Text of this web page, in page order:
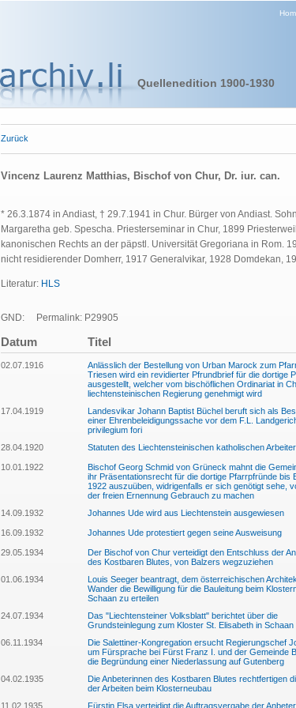
Quellenedition 1900-1930
Zurück
Vincenz Laurenz Matthias, Bischof von Chur, Dr. iur. can.
* 26.3.1874 in Andiast, † 29.7.1941 in Chur. Bürger von Andiast.
Margaretha geb. Spescha. Priesterseminar in Chur, 1899
kanonischen Rechts an der päpstl. Universität Gregoriana in Rom.
nicht residierender Domherr, 1917 Generalvikar, 1928 Domdekan,
Literatur: HLS
GND: Permalink: P29905
Datum Titel
02.07.1916
Anlässlich der Bestellung von Urban Marock zum
Triesen wird ein revidierter Pfrundbrief für die dortige
ausgestellt, welcher vom bischöflichen Ordinariat in
liechtensteinischen Regierung genehmigt wird
17.04.1919
Landesvikar Johann Baptist Büchel beruft sich als
einer Ehrenbeleidigungssache vor dem F.L.
privilegium fori
28.04.1920 Statuten des Liechtensteinischen katholischen
10.01.1922
Bischof Georg Schmid von Grüneck mahnt die
ihr Präsentationsrecht für die dortige Pfarrpfründe bis
1922 auszuüben, widrigenfalls er sich genötigt sehe,
der freien Ernennung Gebrauch zu machen
14.09.1932 Johannes Ude wird aus Liechtenstein ausgewiesen
16.09.1932 Johannes Ude protestiert gegen seine Ausweisung
29.05.1934
Der Bischof von Chur verteidigt den Entschluss der
des Kostbaren Blutes, von Balzers wegzuziehen
01.06.1934
Louis Seeger beantragt, dem österreichischen
Wander die Bewilligung für die Bauleitung beim
Schaan zu erteilen
24.07.1934
Das "Liechtensteiner Volksblatt" berichtet über die
Grundsteinlegung zum Kloster St. Elisabeth in Schaan
06.11.1934
Die Salettiner-Kongregation ersucht Regierungschef
um Fürsprache bei Fürst Franz I. und der Gemeinde
die Begründung einer Niederlassung auf Gutenberg
04.02.1935
Die Anbeterinnen des Kostbaren Blutes rechtfertigen
der Arbeiten beim Klosterneubau
11.02.1935 Fürstin Elsa verteidigt die Auftragsvergabe der